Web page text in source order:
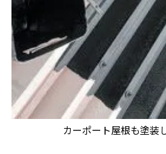
カーポート屋根も塗装